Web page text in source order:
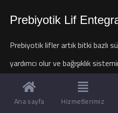
Prebiyotik Lif
Prebiyotik lifler artık bitki bazlı
yardımcı olur ve bağışıklık
sağlığı için harikadır.
Ana sayfa Hizmetlerimiz